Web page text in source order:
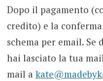
Dopo il pagamento
credito) e la
schema per email.
hai lasciato la tua
mail a